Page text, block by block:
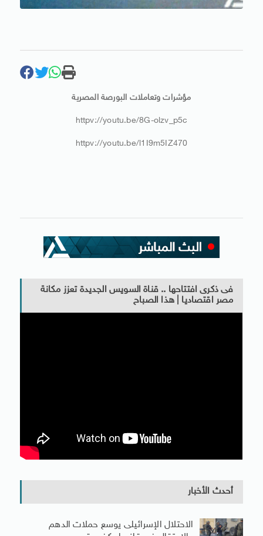
مؤشرات وتعاملات البورصة المصرية
httpv://youtu.be/8G-olzv_p5c
httpv://youtu.be/l1I9m5IZ470
فى ذكرى افتتاحها .. قناة السويس الجديدة تعزز مكانة
مصر اقتصاديا | هذا الصباح
أحدث الأخبار
الاحتلال الإسرائيلى يوسع حملات الدهم